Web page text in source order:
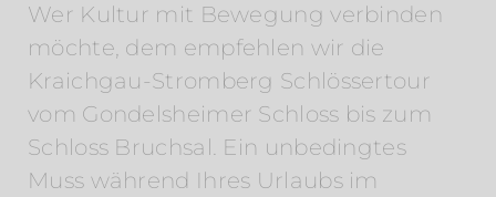
Wer Kultur mit Bewegung verbinden
möchte, dem empfehlen wir die
Kraichgau-Stromberg Schlössertour
vom Gondelsheimer Schloss bis zum
Schloss Bruchsal. Ein unbedingtes
Muss während Ihres Urlaubs im